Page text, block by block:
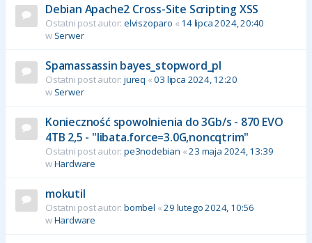
Debian Apache2 Cross-Site Scripting XSS
Ostatni post autor: elviszoparo « 14 lipca 2024, 20:40
w Serwer
Spamassassin bayes_stopword_pl
Ostatni post autor: jureq «03 lipca 2024, 12:20
w Serwer
Konieczność spowolnienia do 3Gb/s - 870 EVO
4TB 2,5 - "libata.force=3.0G,noncqtrim"
Ostatni post autor: pe3nodebian «23 maja 2024, 13:39
wHardware
mokutil
Ostatni post autor: bombel «29 lutego 2024, 10:56
wHardware